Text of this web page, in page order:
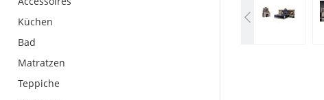
Küchen
Bad
Matratzen
Teppiche